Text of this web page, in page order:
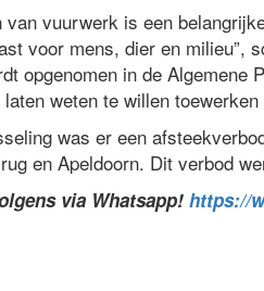
van vuurwerk is een
voor mens, dier en milieu”,
opgenomen in de Algemene
weten te willen
was er een
en Apeldoorn. Dit verbod
via Whatsapp! https://